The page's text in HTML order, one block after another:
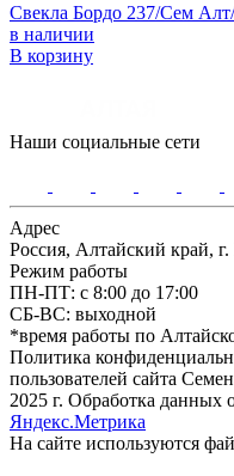
Свекла Бордо 237/Сем
в наличии
В корзину
Наши социальные сети
Адрес
Россия, Алтайский край, г.
Режим работы
ПН-ПТ: с 8:00 до 17:00
СБ-ВС: выходной
*время работы по
Политика
пользователей сайта
2025 г. Обработка данных
Яндекс.Метрика
На сайте используются